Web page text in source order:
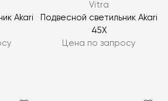
Akari
Vitra
Подвесной светильник Akari
45X
Цена по запросу